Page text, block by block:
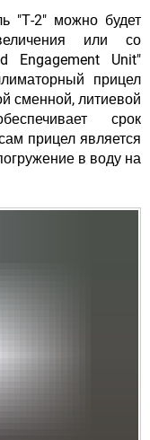
"Т-2" можно будет
или со
Engagement Unit"
прицел
сменной, литиевой
срок
прицел является
в воду на